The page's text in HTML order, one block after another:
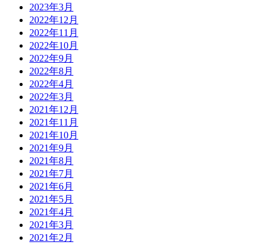
2023年3月
2022年12月
2022年11月
2022年10月
2022年9月
2022年8月
2022年4月
2022年3月
2021年12月
2021年11月
2021年10月
2021年9月
2021年8月
2021年7月
2021年6月
2021年5月
2021年4月
2021年3月
2021年2月